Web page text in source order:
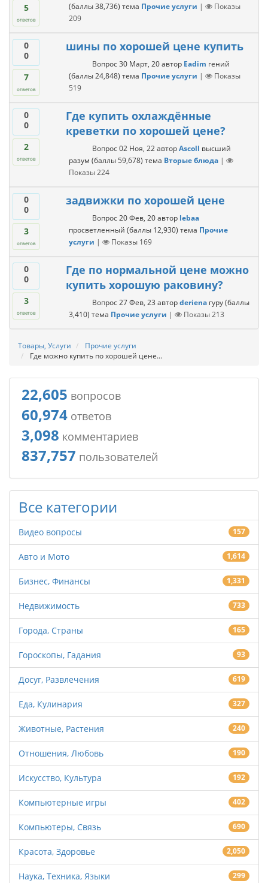
5
ответов
(баллы38,736) тема Прочие услуги |
Показы
209
0
0
7
ответов
шины по хорошей цене купить
Вопрос 30 Март, 20 автор Eadim гений
(баллы24,848) тема Прочие услуги |
Показы
519
0
0
2
ответов
Где купить охлаждённые
креветки по хорошей цене?
Вопрос 02 Ноя, 22 авторAscoll высший
разум (баллы59,678) тема Вторые блюда |
Показы224
0
0
3
ответов
задвижки по хорошей цене
Вопрос 20 Фев, 20 автор lebaa
просветленный (баллы 12,930) тема Прочие
услуги | Показы 169
0
0
3
ответов
Где по нормальной цене можно
купить хорошую раковину?
Вопрос 27 Фев, 23 авторderiena гуру (баллы
3,410) тема Прочие услуги | Показы213
Товары, Услуги
Прочие услуги
Где можно купить по хорошей цене...
22,605 вопросов
60,974 ответов
3,098 комментариев
837,757 пользователей
Все категории
Видео вопросы 157
Авто и Мото 1,614
Бизнес, Финансы 1,331
Недвижимость 733
Города, Страны 165
Гороскопы, Гадания 93
Досуг, Развлечения 619
Еда, Кулинария 327
Животные, Растения 240
Отношения, Любовь 190
Искусство, Культура 192
Компьютерные игры 402
Компьютеры, Связь 690
Красота, Здоровье 2,050
Наука, Техника, Языки 299